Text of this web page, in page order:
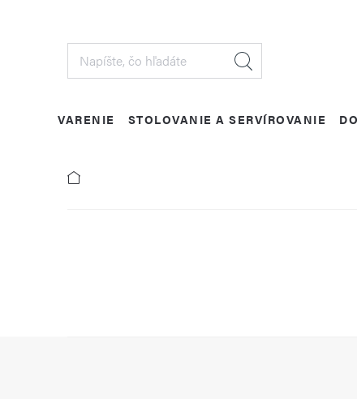
VARENIE STOLOVANIE A SERVÍROVANIE